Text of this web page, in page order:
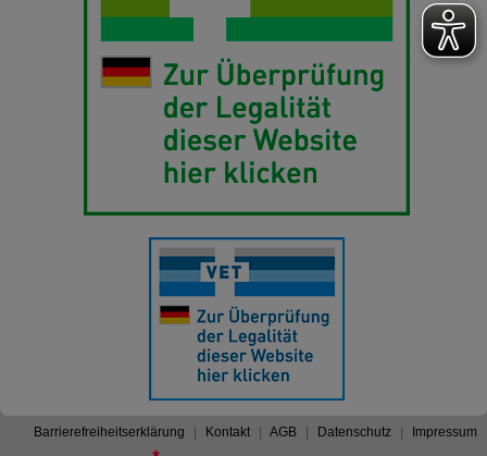
Barrierefreiheitserklärung Kontakt AGB Datenschutz Impressum